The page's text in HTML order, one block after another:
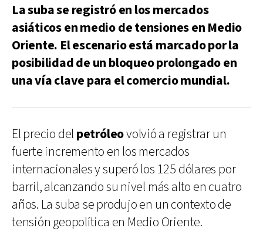
La suba se registró en los mercados
asiáticos en medio de tensiones en Medio
Oriente. El escenario está marcado por la
posibilidad de un bloqueo prolongado en
una vía clave para el comercio mundial.
El precio del petróleovolvió a registrar un
fuerte incremento en los mercados
internacionales y superó los 125 dólares por
barril, alcanzando su nivel más alto en cuatro
años. La suba se produjo en un contexto de
tensión geopolítica en Medio Oriente.